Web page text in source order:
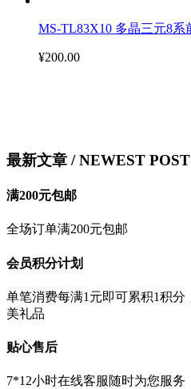
MS-TL83X10 多晶三元8系
¥200.00
最新文章 / NEWEST POST
满200元包邮
全场订单满200元包邮
会员积分计划
单笔消费每满1元即可累积1积
美礼品
贴心售后
7*12小时在线客服随时为您服务